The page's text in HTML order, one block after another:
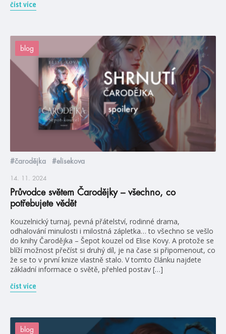
číst více
blog
#čarodějka #elisekova
14. 11. 2024
Průvodce světem Čarodějky – všechno, co
potřebujete vědět
Kouzelnický turnaj, pevná přátelství, rodinné drama,
odhalování minulosti i milostná zápletka… to všechno se vešlo
do knihy Čarodějka – Šepot kouzel od Elise Kovy. A protože se
blíží možnost přečíst si druhý díl, je na čase si připomenout, co
že se to v první knize vlastně stalo. V tomto článku najdete
základní informace o světě, přehled postav […]
číst více
blog